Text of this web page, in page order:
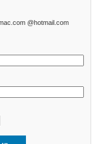
@hotmail.com